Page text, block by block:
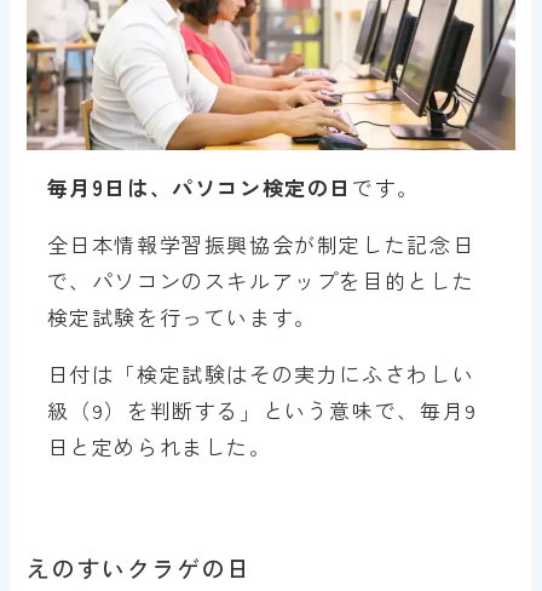
毎月9日は、パソコン検定の日 です。
全日本情報学習振興協会が制定した記念日
で、パソコンのスキルアップを目的とした
検定試験を行っています。
日付は「検定試験はその実力にふさわしい
級（9）を判断する」という意味で、毎月9
日と定められました。
えのすいクラゲの日